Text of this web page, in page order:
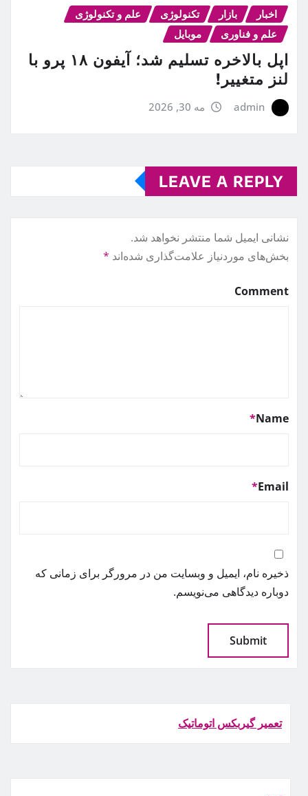
اخبار بازار تکنولوژی
علم و تکنولوژی
علم و فناوری
موبایل
اپل بالاخره تسلیم شد؛ آیفون ۱۸ پرو با
لنز متغییر!
admin مه 30, 2026
LEAVE A REPLY
نشانی ایمیل شما منتشر نخواهد شد.
بخش‌های موردنیاز علامت‌گذاری شده‌اند *
Comment
Name
*
Email
*
ذخیره نام، ایمیل و وبسایت من در مرورگر برای زمانی که
دوباره دیدگاهی می‌نویسم.
تعمیر گیربکس اتوماتیک